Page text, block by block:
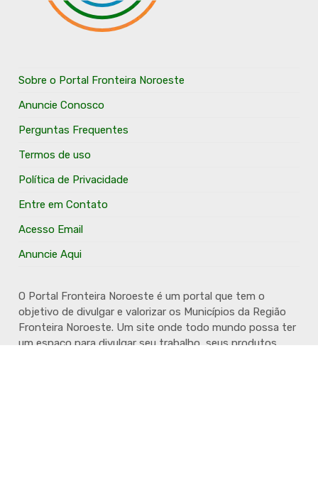
Sobre o Portal Fronteira Noroeste
Anuncie Conosco
Perguntas Frequentes
Termos de uso
Política de Privacidade
Entre em Contato
Acesso Email
Anuncie Aqui
O Portal Fronteira Noroeste é um portal que tem o
objetivo de divulgar e valorizar os Municípios da Região
Fronteira Noroeste. Um site onde todo mundo possa ter
um espaço para divulgar seu trabalho, seus produtos,